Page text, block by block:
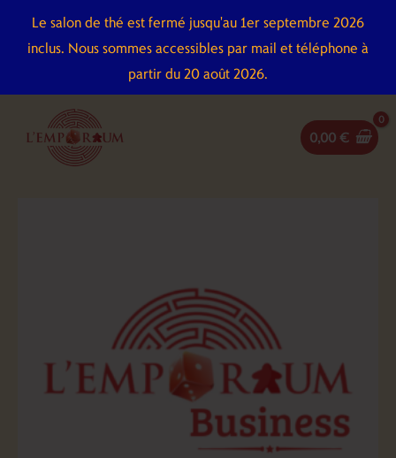
Le salon de thé est fermé jusqu'au 1er septembre 2026
inclus. Nous sommes accessibles par mail et téléphone à
partir du 20 août 2026.
contenu
0,00 €